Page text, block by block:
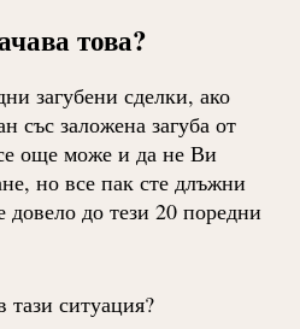
това?
загубени сделки, ако
със заложена загуба от
още може и да не Ви
но все пак сте длъжни
довело до тези 20 поредни
ситуация?